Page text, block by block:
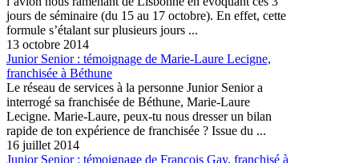
jours de séminaire (du 15 au 17 octobre). En effet, cette
formule s’étalant sur plusieurs jours ...
13 octobre 2014
Junior Senior : témoignage de Marie-Laure Lecigne,
franchisée à Béthune
Le réseau de services à la personne Junior Senior a
interrogé sa franchisée de Béthune, Marie-Laure
Lecigne. Marie-Laure, peux-tu nous dresser un bilan
rapide de ton expérience de franchisée ? Issue du ...
16 juillet 2014
Junior Senior : témoignage de François Gay, franchisé à